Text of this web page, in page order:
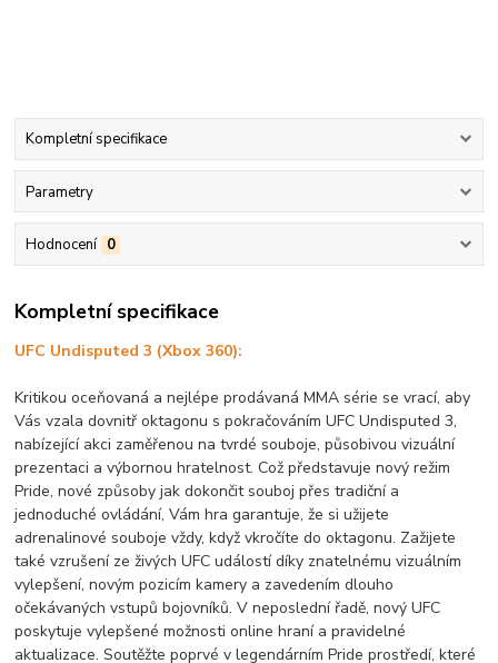
Kompletní specifikace
Parametry
Hodnocení 0
Kompletní specifikace
UFC Undisputed 3 (Xbox 360):
Kritikou oceňovaná a nejlépe prodávaná MMA série se vrací, aby
Vás vzala dovnitř oktagonu s pokračováním UFC Undisputed 3,
nabízející akci zaměřenou na tvrdé souboje, působivou vizuální
prezentaci a výbornou hratelnost. Což představuje nový režim
Pride, nové způsoby jak dokončit souboj přes tradiční a
jednoduché ovládání, Vám hra garantuje, že si užijete
adrenalinové souboje vždy, když vkročíte do oktagonu. Zažijete
také vzrušení ze živých UFC událostí díky znatelnému vizuálním
vylepšení, novým pozicím kamery a zavedením dlouho
očekávaných vstupů bojovníků. V neposlední řadě, nový UFC
poskytuje vylepšené možnosti online hraní a pravidelné
aktualizace. Soutěžte poprvé v legendárním Pride prostředí, které